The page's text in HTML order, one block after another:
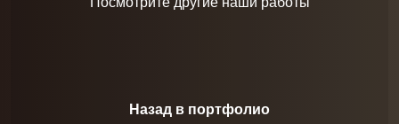
Назад в портфолио